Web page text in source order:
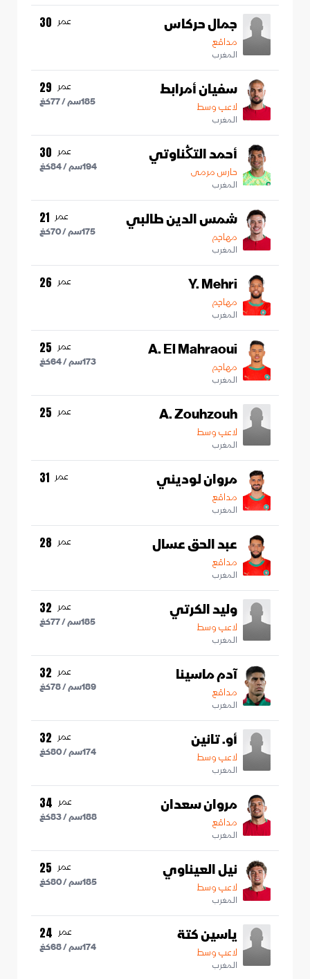
جمال حركاس
مدافع
المغرب
عمر 30
سفيان أمرابط
لاعب وسط
المغرب
عمر 29
185سم /77كغ
أحمد التڭناوتي
حارس مرمى
المغرب
عمر 30
194سم /84كغ
شمس الدين طالبي
مهاجم
المغرب
عمر 21
175سم /70كغ
Y. Mehri
مهاجم
المغرب
عمر 26
A. El Mahraoui
مهاجم
المغرب
عمر 25
173سم /64كغ
A. Zouhzouh
لاعب وسط
المغرب
عمر 25
مروان لوديني
مدافع
المغرب
عمر 31
عبد الحق عسال
مدافع
المغرب
عمر 28
وليد الكرتي
لاعب وسط
المغرب
عمر 32
185سم /77كغ
آدم ماسينا
مدافع
المغرب
عمر 32
189سم /78كغ
أو. تانين
لاعب وسط
المغرب
عمر 32
174سم /80كغ
مروان سعدان
مدافع
المغرب
عمر 34
188سم /83كغ
نيل العيناوي
لاعب وسط
المغرب
عمر 25
185سم /80كغ
ياسين كتة
لاعب وسط
المغرب
عمر 24
174سم /68كغ